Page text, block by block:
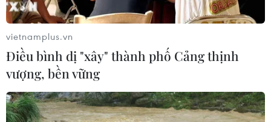
TIN CÙNG CHUYÊN MỤC
Chủ sân Azteca lỗ hơn 47 triệu USD vì
World Cup 2026
08/08/2026 06:43
vietnamplus.vn
Điều bình dị "xây" thành phố Cảng thịnh
vượng, bền vững